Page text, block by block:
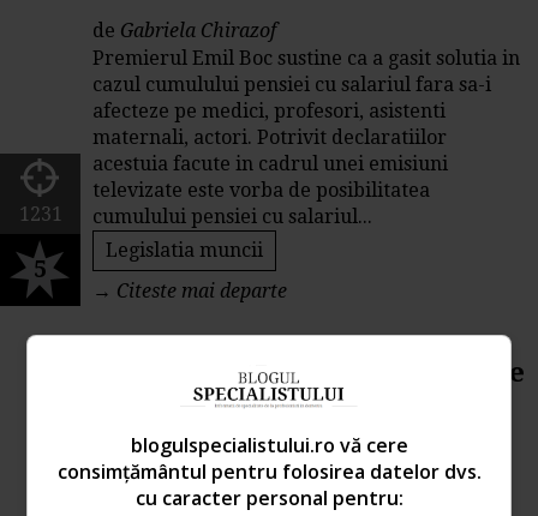
de Gabriela Chirazof
Premierul Emil Boc sustine ca a gasit solutia in
cazul cumulului pensiei cu salariul fara sa-i
afecteze pe medici, profesori, asistenti
maternali, actori. Potrivit declaratiilor
acestuia facute in cadrul unei emisiuni
televizate este vorba de posibilitatea
cumulului pensiei cu salariul...
Legislatia muncii
→ Citeste mai departe
1231
5
Masurile anticriza propuse de
premierul Emil Boc nu par a
fi atat de eficiente pe cat ar
trebui 17/03/2009
blogulspecialistului.ro vă cere
consimțământul pentru folosirea datelor dvs.
cu caracter personal pentru: